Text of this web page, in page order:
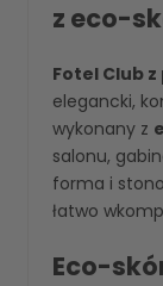
z eco-
Fotel Club z
elegancki,
wykonany z
salonu,
forma i
łatwo
Eco-